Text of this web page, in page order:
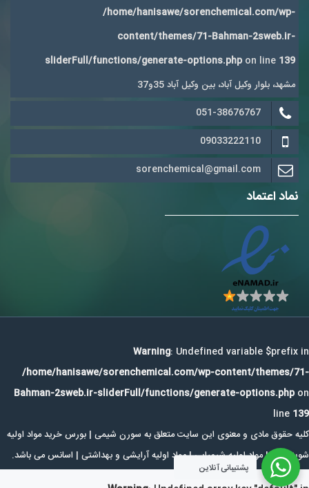
/home/hanisawe/sorenchemical.com/wp-
content/themes/71-Bahman-2sweb.ir-
sliderFull/functions/generate-options.php on line 139
مشهد، بلوار وکیل آباد، بین وکیل آباد 35و37
051-38676767
09033222110
sorenchemical@gmail.com
نماد اعتماد
Warning: Undefined variable $prefix in
/home/hanisawe/sorenchemical.com/wp-content/themes/71-
Bahman-2sweb.ir-sliderFull/functions/generate-options.phpon
line 139
کلیه حقوق مادی و معنوی این سایت متعلق به سورن شیمی | بورس خرید مواد اولیه
شوینده ها | مواد اولیه شیمیایی | مواد اولیه آرایشی و بهداشتی | اسانس می باشد.
پشتیبانی آنلاین